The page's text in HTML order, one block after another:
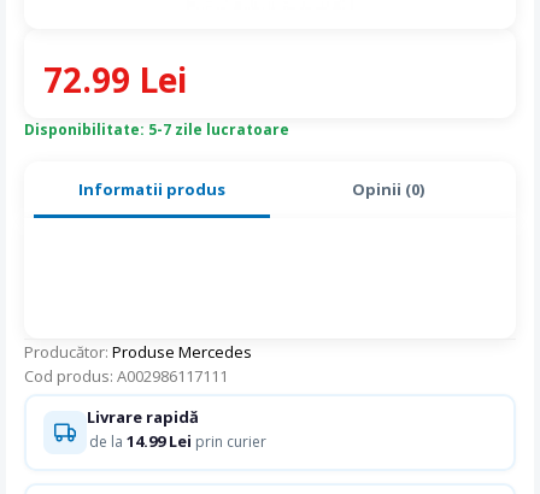
Informatii produs Opinii (0)
Producător: Produse Mercedes
Cod produs: A002986117111
Disponibilitate: 5-7 zile lucratoare
72.99 Lei
Livrare rapidă
de la 14.99 Lei prin curier